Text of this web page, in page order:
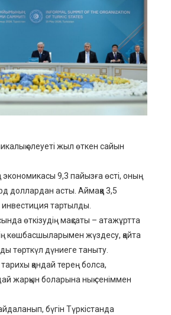
әлеуеті жыл өткен сайын
9,3 пайызға өсті, оның
доллардан асты. Аймаққа 3,5
тартылды.
өткізудің мақсаты – атажұртта
көшбасшыларымен жүздесу, қайта
төрткүл дүниеге таныту.
қандай терең болса,
жарқын боларына нық сеніммен
бүгін Түркістанда